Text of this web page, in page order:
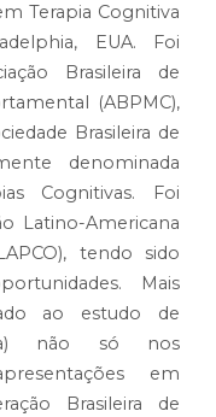
Terapia Cognitiva
EUA. Foi
Brasileira de
(ABPMC),
Brasileira de
denominada
Cognitivas. Foi
Latino-Americana
tendo sido
Mais
ao estudo de
não só nos
em
Brasileira de